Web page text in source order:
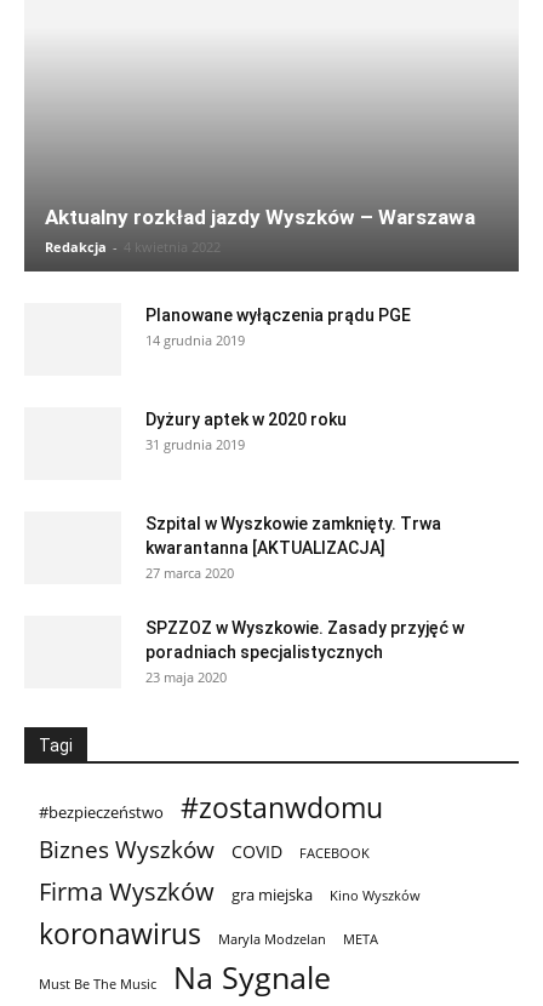
Aktualny rozkład jazdy Wyszków – Warszawa
Redakcja - 4 kwietnia 2022
Planowane wyłączenia prądu PGE
14 grudnia 2019
Dyżury aptek w 2020 roku
31 grudnia 2019
Szpital w Wyszkowie zamknięty. Trwa
kwarantanna [AKTUALIZACJA]
27 marca 2020
SPZZOZ w Wyszkowie. Zasady przyjęć w
poradniach specjalistycznych
23 maja 2020
Tagi
#bezpieczeństwo #zostanwdomu
Biznes Wyszków COVID FACEBOOK
Firma Wyszków gra miejska Kino Wyszków
koronawirus Maryla Modzelan META
Must Be The Music Na Sygnale